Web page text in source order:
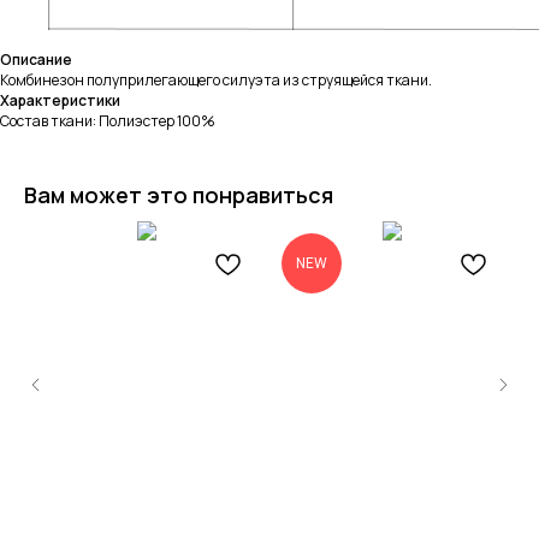
Описание
Комбинезон полуприлегающего силуэта из струящейся ткани.
Характеристики
Состав ткани: Полиэстер 100%
Вам может это понравиться
NEW